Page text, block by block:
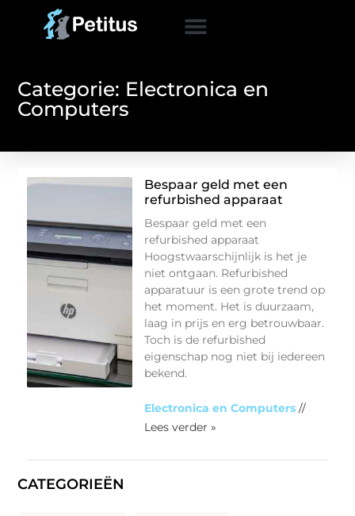
Categorie: Electronica en
Computers
CATEGORIEËN
Bespaar geld met een
refurbished apparaat
Bespaar geld met een
refurbished apparaat
Hoogstwaarschijnlijk is het je
niet ontgaan. Refurbished
apparatuur is een grote trend op
het moment. Het is duurzaam,
laag in prijs en erg betrouwbaar.
Toch is de refurbished
eigenschap nog niet bij iedereen
bekend.
Electronica en Computers //
Lees verder »